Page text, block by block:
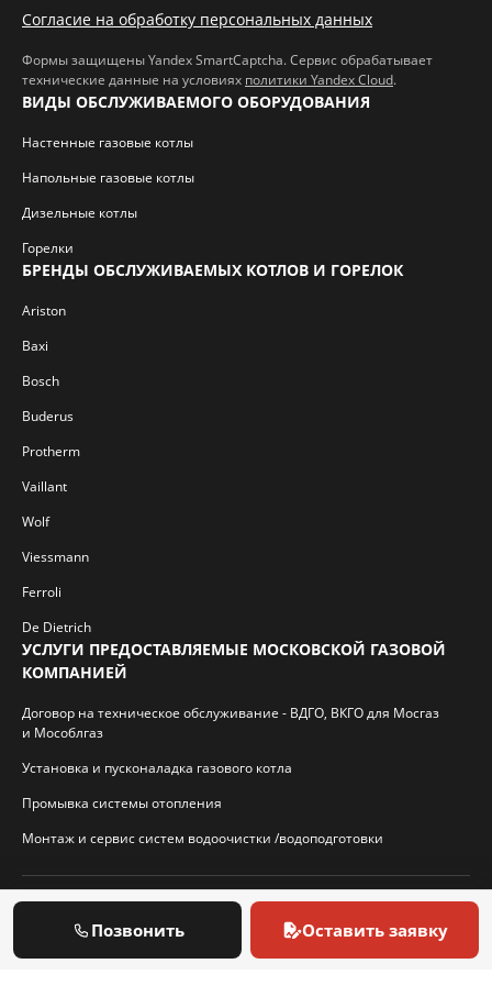
Согласие на обработку персональных данных
Формы защищены Yandex SmartCaptcha. Сервис обрабатывает
технические данные на условиях политики Yandex Cloud.
ВИДЫ ОБСЛУЖИВАЕМОГО ОБОРУДОВАНИЯ
Настенные газовые котлы
Напольные газовые котлы
Дизельные котлы
Горелки
БРЕНДЫ ОБСЛУЖИВАЕМЫХ КОТЛОВ И ГОРЕЛОК
Ariston
Baxi
Bosch
Buderus
Protherm
Vaillant
Wolf
Viessmann
Ferroli
De Dietrich
УСЛУГИ ПРЕДОСТАВЛЯЕМЫЕ МОСКОВСКОЙ ГАЗОВОЙ
КОМПАНИЕЙ
Договор на техническое обслуживание - ВДГО, ВКГО для Мосгаз
и Мособлгаз
Установка и пусконаладка газового котла
Промывка системы отопления
Монтаж и сервис систем водоочистки /водоподготовки
© 2026 И.П. Кротиков С.А. Virtbridge.ru
Позвонить Оставить заявку